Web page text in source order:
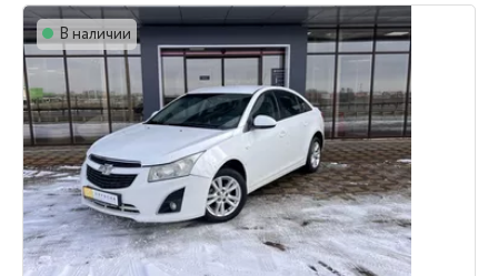
В наличии